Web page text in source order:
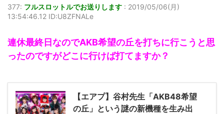
377: フルスロットルでお送りします : 2019/05/06(月)
13:54:46.12 ID:U8ZFNALe
連休最終日なのでAKB希望の丘を打ちに行こうと思
ったのですがどこに行けば打てますか？
【エアプ】谷村先生「AKB48希望
の丘」という謎の新機種を生み出